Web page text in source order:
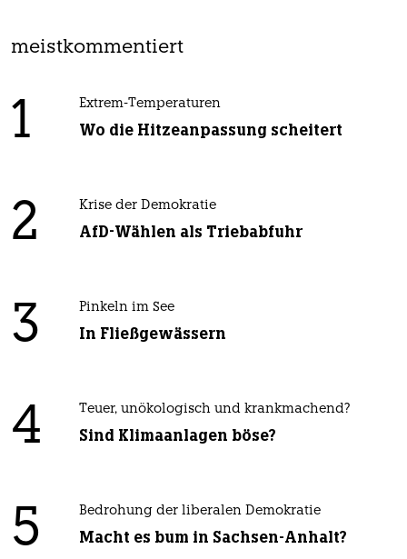
meistkommentiert
1 Extrem-Temperaturen
Wo die Hitzeanpassung scheitert
2 Krise der Demokratie
AfD-Wählen als Triebabfuhr
3 Pinkeln im See
In Fließgewässern
4 Teuer, unökologisch und krankmachend?
Sind Klimaanlagen böse?
5 Bedrohung der liberalen Demokratie
Macht es bum in Sachsen-Anhalt?